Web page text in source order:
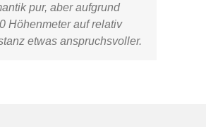
pur, aber aufgrund
Höhenmeter auf relativ
etwas anspruchsvoller.